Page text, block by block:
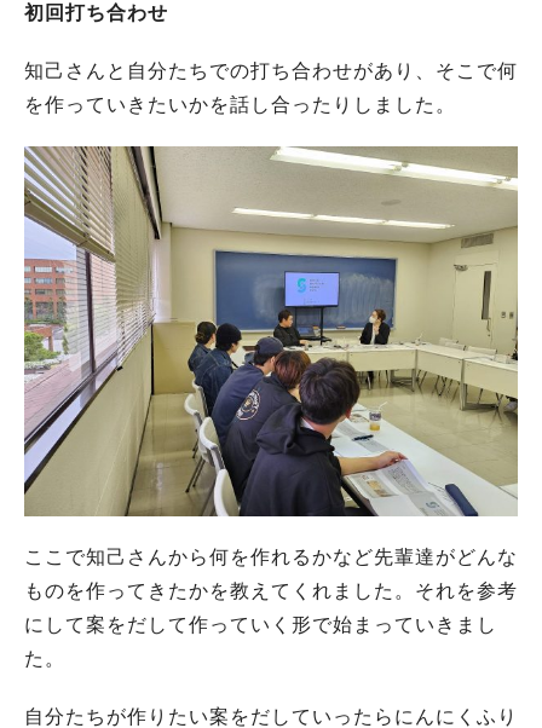
初回打ち合わせ
知己さんと自分たちでの打ち合わせがあり、そこで何
を作っていきたいかを話し合ったりしました。
ここで知己さんから何を作れるかなど先輩達がどんな
ものを作ってきたかを教えてくれました。それを参考
にして案をだして作っていく形で始まっていきまし
た。
自分たちが作りたい案をだしていったらにんにくふり